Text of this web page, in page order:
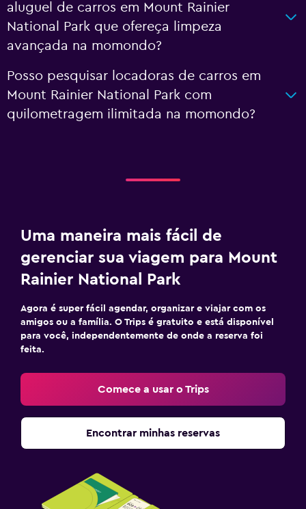
aluguel de carros em Mount Rainier
National Park que ofereça limpeza
avançada na momondo?
Posso pesquisar locadoras de carros em
Mount Rainier National Park com
quilometragem ilimitada na momondo?
Uma maneira mais fácil de
gerenciar sua viagem para Mount
Rainier National Park
Agora é super fácil agendar, organizar e viajar com os
amigos ou a família. O Trips é gratuito e está disponível
para você, independentemente de onde a reserva foi
feita.
Comece a usar o Trips
Encontrar minhas reservas